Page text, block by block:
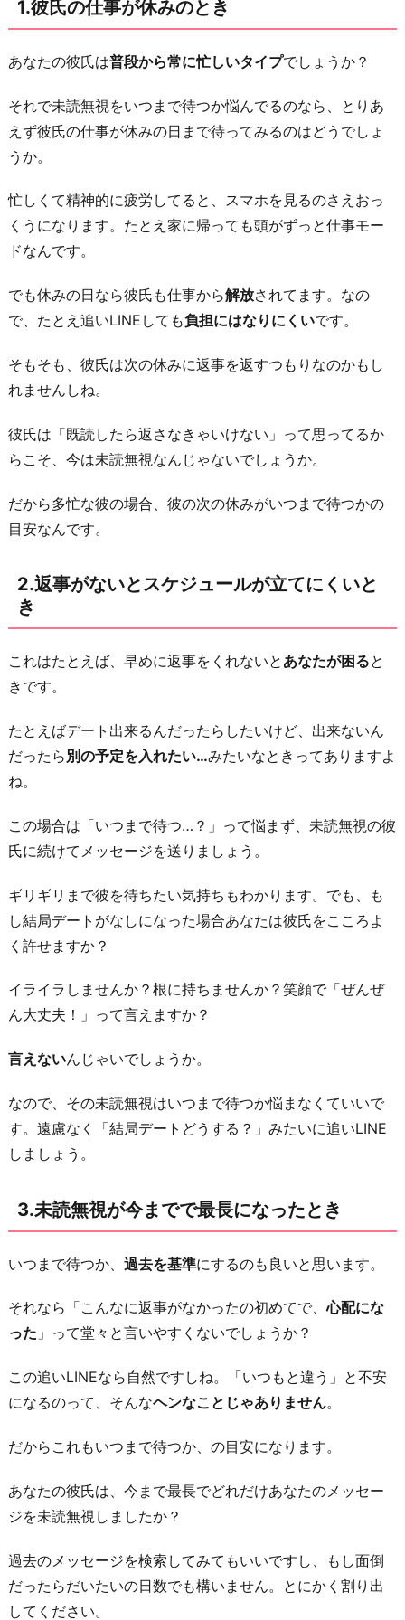
と
ス
ケ
ュ
ー
ル
立
て
に
く
い
き
3.
読
無
視
が
ま
で
長
に
な
っ
き
4.
話
し
て
出
い
き
5.
自
が
恋
愛
外
で
た
さ
れ
と
き
自
分
1.彼氏の仕事が休みのとき
あなたの彼氏は普段から常に忙しいタイプでしょうか？
それで未読無視をいつまで待つか悩んでるのなら、とりあ
えず彼氏の仕事が休みの日まで待ってみるのはどうでしょ
うか。
忙しくて精神的に疲労してると、スマホを見るのさえおっ
くうになります。たとえ家に帰っても頭がずっと仕事モー
ドなんです。
でも休みの日なら彼氏も仕事から解放されてます。なの
で、たとえ追いLINEしても負担にはなりにくいです。
そもそも、彼氏は次の休みに返事を返すつもりなのかもし
れませんしね。
彼氏は「既読したら返さなきゃいけない」って思ってるか
らこそ、今は未読無視なんじゃないでしょうか。
だから多忙な彼の場合、彼の次の休みがいつまで待つかの
目安なんです。
2.返事がないとスケジュールが立てにくいと
き
これはたとえば、早めに返事をくれないと あなたが困ると
きです。
たとえばデート出来るんだったらしたいけど、出来ないん
だったら 別の予定を入れたい…みたいなときってありますよ
ね。
この場合は「いつまで待つ…？」って悩まず、未読無視の彼
氏に続けてメッセージを送りましょう。
ギリギリまで彼を待ちたい気持ちもわかります。でも、も
し結局デートがなしになった場合あなたは彼氏をこころよ
く許せますか？
イライラしませんか？根に持ちませんか？笑顔で「ぜんぜ
ん大丈夫！」って言えますか？
言えないんじゃいでしょうか。
なので、その未読無視はいつまで待つか悩まなくていいで
す。遠慮なく「結局デートどうする？」みたいに追いLINE
しましょう。
3.未読無視が今までで最長になったとき
いつまで待つか、 過去を基準にするのも良いと思います。
それなら「こんなに返事がなかったの初めてで、心配にな
った 」って堂々と言いやすくないでしょうか？
この追いLINEなら自然ですしね。「いつもと違う」と不安
になるのって、そんなヘンなことじゃありません。
だからこれもいつまで待つか、の目安になります。
あなたの彼氏は、今まで最長でどれだけあなたのメッセー
ジを未読無視しましたか？
過去のメッセージを検索してみてもいいですし、もし面倒
だったらだいたいの日数でも構いません。とにかく割り出
してください。